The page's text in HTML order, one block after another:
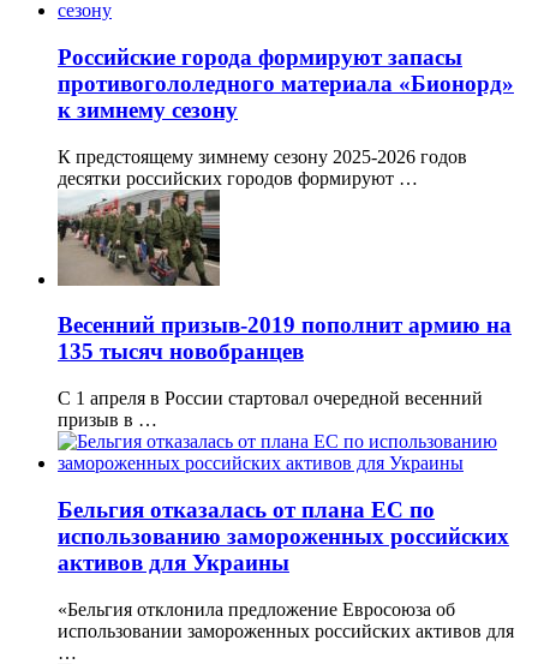
Российские города формируют запасы
противогололедного материала «Бионорд»
к зимнему сезону
К предстоящему зимнему сезону 2025-2026 годов
десятки российских городов формируют …
Весенний призыв-2019 пополнит армию на
135 тысяч новобранцев
С 1 апреля в России стартовал очередной весенний
призыв в …
Бельгия отказалась от плана ЕС по
использованию замороженных российских
активов для Украины
«Бельгия отклонила предложение Евросоюза об
использовании замороженных российских активов для
…